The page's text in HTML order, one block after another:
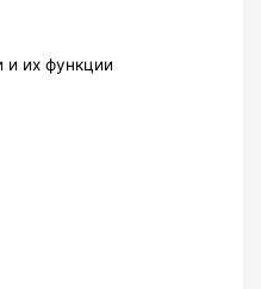
и их функции